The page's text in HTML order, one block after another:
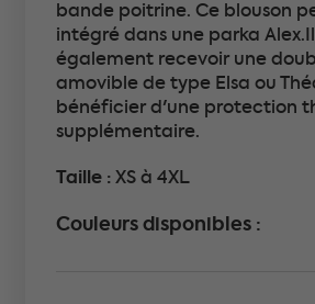
bande poitrine. Ce blouson
intégré dans une parka
également recevoir une
amovible de type Elsa ou
bénéficier d'une protection
supplémentaire.
Taille :XS à 4XL
Couleurs disponibles :